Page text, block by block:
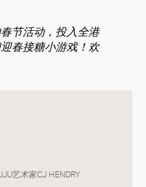
节活动，投入全港
春接糖小游戏！欢
艺术家CJ HENDRY